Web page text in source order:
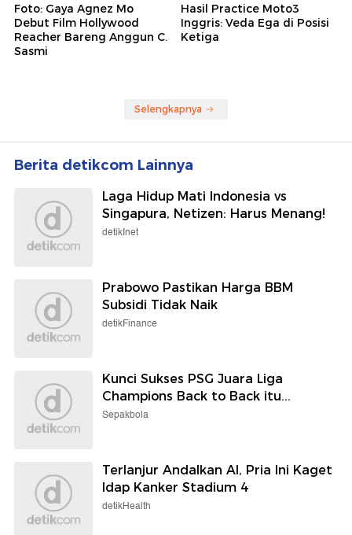
Foto: Gaya Agnez Mo
Debut Film Hollywood
Reacher Bareng Anggun C.
Sasmi
Hasil Practice Moto3
Inggris: Veda Ega di Posisi
Ketiga
Selengkapnya
Berita detikcom Lainnya
Laga Hidup Mati Indonesia vs
Singapura, Netizen: Harus Menang!
detikInet
Prabowo Pastikan Harga BBM
Subsidi Tidak Naik
detikFinance
Kunci Sukses PSG Juara Liga
Champions Back to Back itu...
Sepakbola
Terlanjur Andalkan AI, Pria Ini Kaget
Idap Kanker Stadium 4
detikHealth